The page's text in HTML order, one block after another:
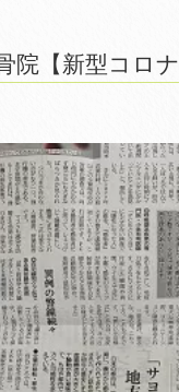
院【新型コ